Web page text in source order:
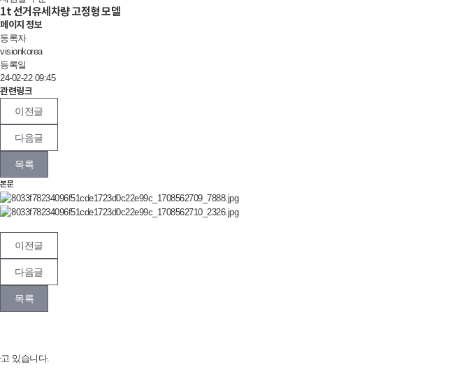
1t 선거유세차량 고정형 모델
페이지 정보
등록자
visionkorea
등록일
24-02-22 09:45
관련링크
이전글
다음글
목록
본문
이전글
다음글
목록
있습니다.